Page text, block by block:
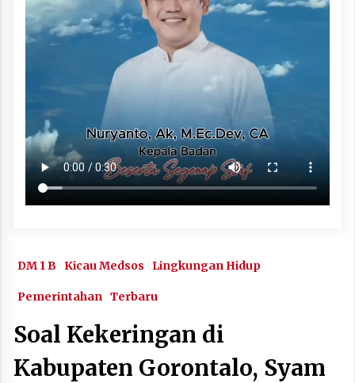
DM 1 B Kicau Medsos Lingkungan Hidup
Pemerintahan Terbaru
Soal Kekeringan di
Kabupaten Gorontalo, Syam